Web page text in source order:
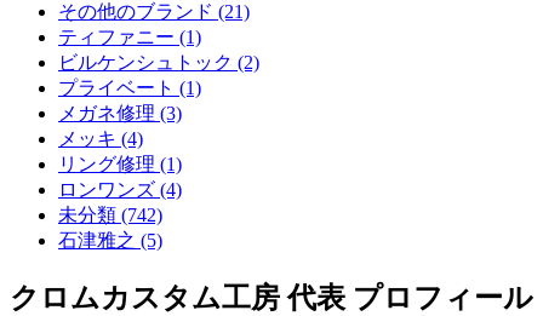
その他のブランド (21)
ティファニー (1)
ビルケンシュトック (2)
プライベート (1)
メガネ修理 (3)
メッキ (4)
リング修理 (1)
ロンワンズ (4)
未分類 (742)
石津雅之 (5)
クロムカスタム工房 代表 プロフィール